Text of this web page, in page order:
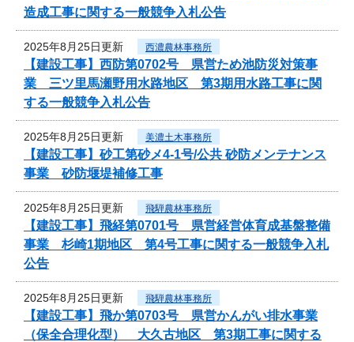
造成工事に関する一般競争入札公告
2025年8月25日更新 西濃農林事務所
【建設工事】西防第0702号 県営ため池防災対策事
業 三ツ里馬瀬野用水路地区 第3期用水路工事に関
する一般競争入札公告
2025年8月25日更新 美濃土木事務所
【建設工事】砂工第砂メ4-1号/公共 砂防メンテナンス
事業 砂防堰堤補修工事
2025年8月25日更新 飛騨農林事務所
【建設工事】飛経第0701号 県営経営体育成基盤整備
事業 杉崎1期地区 第4号工事に関する一般競争入札
公告
2025年8月25日更新 飛騨農林事務所
【建設工事】飛か第0703号 県営かんがい排水事業
（保全合理化型） 大久古地区 第3期工事に関する